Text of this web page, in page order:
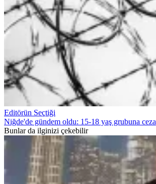
Editörün Seçtiği
Niğde'de gündem oldu: 15-18 yaş grubuna ceza
Bunlar da ilginizi çekebilir